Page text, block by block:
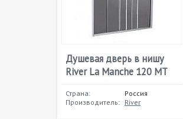
Душевая дверь в нишу
River La Manche 120 МТ
Страна:
Россия
Производитель: River